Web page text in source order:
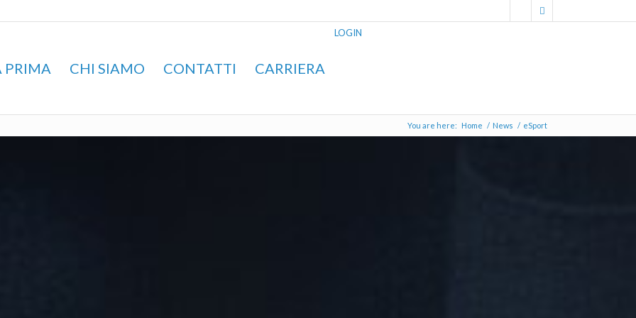
PRIMA CHI SIAMO CONTATTI CARRIERA
LOGIN
You are here: Home / News / eSport